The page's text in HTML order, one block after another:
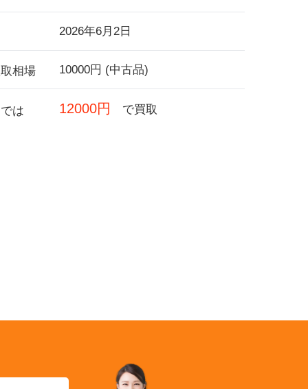
2026年6月2日
相場 10000円 (中古品)
は 12000円 で買取